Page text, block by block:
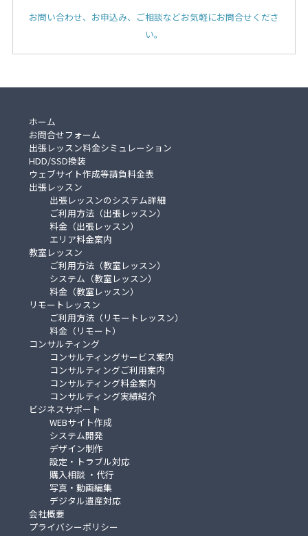
お問い合わせ、お申込み、ご相談などお気軽にお問合せくださ
い。
ホーム
お問合せフォーム
出張レッスン料金シミュレーション
HDD/SSD換装
ウェブサイト作成等請負料金表
出張レッスン
出張レッスンのシステム詳細
ご利用方法（出張レッスン）
料金（出張レッスン）
エリア料金案内
教室レッスン
ご利用方法（教室レッスン）
システム（教室レッスン）
料金（教室レッスン）
リモートレッスン
ご利用方法（リモートレッスン）
料金（リモート）
コンサルティング
コンサルティングサービス案内
コンサルティングご利用案内
コンサルティング料金案内
コンサルティング実績紹介
ビジネスサポート
WEBサイト作成
システム開発
デザイン制作
設定・トラブル対応
購入相談 ・代行
写真・動画編集
デジタル遺産対応
会社概要
プライバシーポリシー